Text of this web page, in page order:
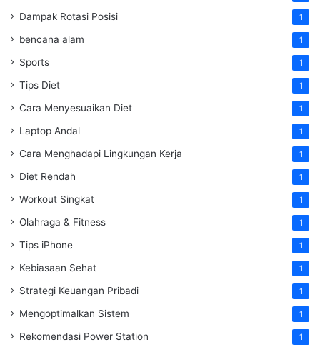
Dampak Rotasi Posisi 1
bencana alam 1
Sports 1
Tips Diet 1
Cara Menyesuaikan Diet 1
Laptop Andal 1
Cara Menghadapi Lingkungan Kerja 1
Diet Rendah 1
Workout Singkat 1
Olahraga & Fitness 1
Tips iPhone 1
Kebiasaan Sehat 1
Strategi Keuangan Pribadi 1
Mengoptimalkan Sistem 1
Rekomendasi Power Station 1